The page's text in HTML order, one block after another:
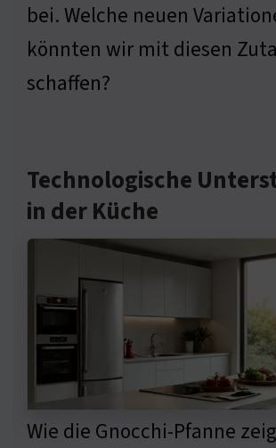
bei. Welche neuen
könnten wir mit diesen
schaffen?
Technologische
in der Küche
Wie die Gnocchi-Pfanne